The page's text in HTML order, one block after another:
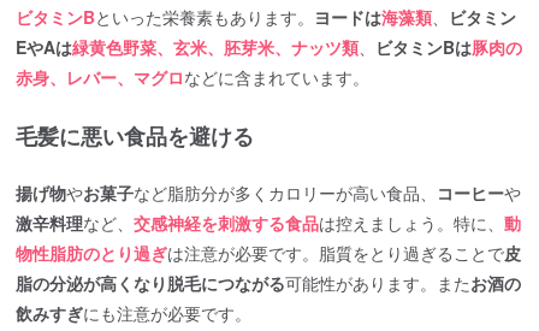
ビタミンBといった栄養素もあります。 ヨードは海藻類
ビタミン
EやAは緑黄色野菜、玄米、胚芽米、ナッツ類 ビタミンBは豚肉の
赤身、レバー、マグロなどに含まれています。
毛髪に悪い食品を避ける
揚げ物やお菓子など脂肪分が多くカロリーが高い食品、 コーヒーや
激辛料理など、交感神経を刺激する食品は控えましょう。特に、動
物性脂肪のとり過ぎは注意が必要です。脂質をとり過ぎることで皮
脂の分泌が高くなり脱毛につながる可能性があります。またお酒の
飲みすぎにも注意が必要です。